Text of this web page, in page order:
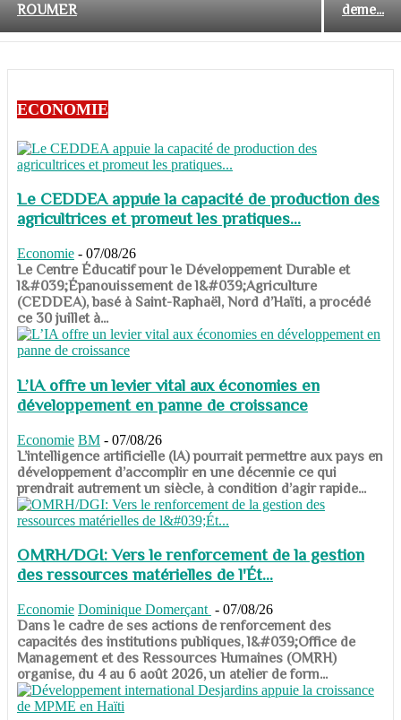
ROUMER
deme...
ECONOMIE
Le CEDDEA appuie la capacité de production des
agricultrices et promeut les pratiques...
Economie - 07/08/26
​​​​​​​Le Centre Éducatif pour le Développement Durable et
l&#039;Épanouissement de l&#039;Agriculture
(CEDDEA), basé à Saint-Raphaël, Nord d’Haïti, a procédé
ce 30 juillet à...
L’IA offre un levier vital aux économies en
développement en panne de croissance
Economie BM - 07/08/26
​​​​​​​L’intelligence artificielle (IA) pourrait permettre aux pays en
développement d’accomplir en une décennie ce qui
prendrait autrement un siècle, à condition d’agir rapide...
OMRH/DGI: Vers le renforcement de la gestion
des ressources matérielles de l'Ét...
Economie Dominique Domerçant - 07/08/26
Dans le cadre de ses actions de renforcement des
capacités des institutions publiques, l&#039;Office de
Management et des Ressources Humaines (OMRH)
organise, du 4 au 6 août 2026, un atelier de form...